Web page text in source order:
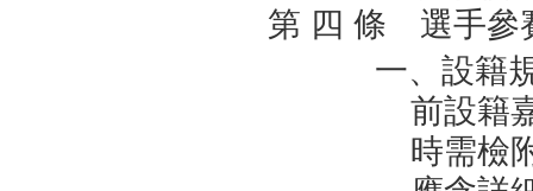
第 四 條 選手參
一、設籍
前設籍
時需檢